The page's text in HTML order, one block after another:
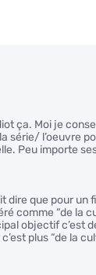
ça. Moi je
série/ l’oeuvre
Peu importe
dire que pour un
comme “de la
objectif c’est
plus “de la